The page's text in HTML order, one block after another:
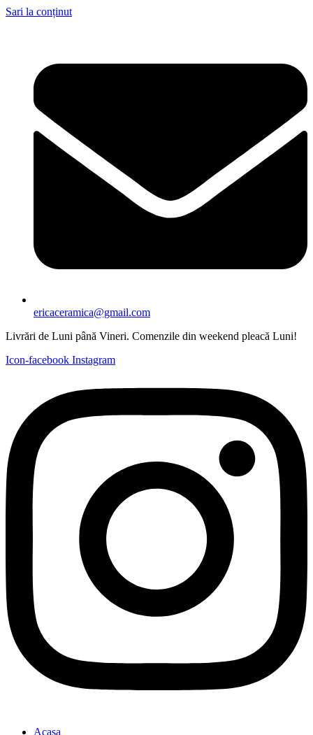
Sari la conținut
ericaceramica@gmail.com
Livrări de Luni până Vineri. Comenzile din weekend pleacă Luni!
Icon-facebook Instagram
Acasa